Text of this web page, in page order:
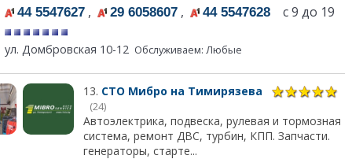
44 5547627 , 29 6058607 , 44 5547628 с 9 до 19
ул. Домбровская 10-12 Обслуживаем: Любые
13. СТО Мибро на Тимирязева
(24)
Автоэлектрика, подвеска, рулевая и тормозная
система, ремонт ДВС, турбин, КПП. Запчасти.
генераторы, старте...